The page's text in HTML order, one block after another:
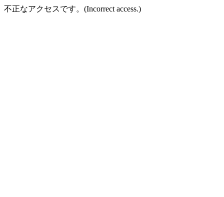
不正なアクセスです。(Incorrect access.)